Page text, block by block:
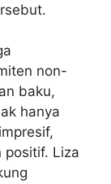
non-
baku,
hanya
positif. Liza